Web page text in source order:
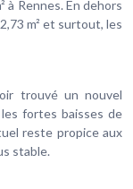
à Rennes. En dehors
m² et surtout, les
trouvé un nouvel
fortes baisses de
reste propice aux
stable.